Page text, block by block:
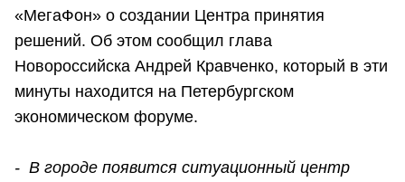
«МегаФон» о создании Центра принятия
решений. Об этом сообщил глава
Новороссийска Андрей Кравченко, который в эти
минуты находится на Петербургском
экономическом форуме.
- В городе появится ситуационный центр